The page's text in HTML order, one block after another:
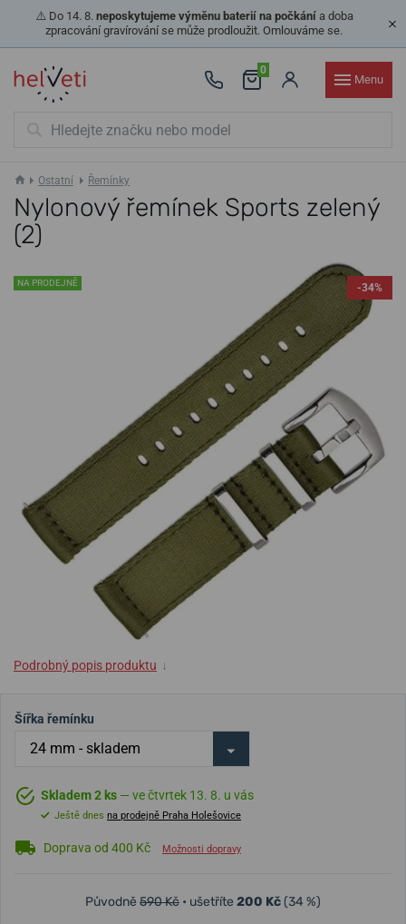
⚠️ Do 14. 8. neposkytujeme výměnu baterií na počkánía doba
zpracování gravírování se může prodloužit. Omlouváme se.
0
Menu
Ostatní Řemínky
Nylonový řemínek Sports zelený
(2)
NA PRODEJNĚ -34%
Podrobný popis produktu ↓
Šířka řemínku
Skladem 2 ks — ve čtvrtek 13. 8. u vás
Ještě dnes na prodejně Praha Holešovice
Doprava od 400 Kč Možnosti dopravy
Původně 590 Kč • ušetříte 200 Kč(34 %)